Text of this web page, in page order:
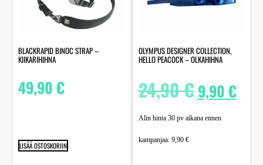
BLACKRAPID BINOC STRAP –
KIIKARIHIHNA
49,90€
LISÄÄ OSTOSKORIIN
OLYMPUS DESIGNER COLLECTION,
HELLO PEACOCK – OLKAHIHNA
24,90€ 9,90€
Alin hinta 30 pv aikana ennen
kampanjaa: 9,90 €